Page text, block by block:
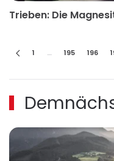
Trieben: Die
1 … 195 196